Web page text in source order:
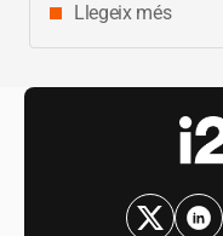
Llegeix més